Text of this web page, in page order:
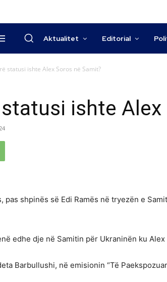
Aktualitet Editorial
statusi ishte Alex Soros në Samit?
ishte Alex
pas shpinës së Edi Ramës në tryezën e
edhe dje në Samitin për Ukraninën ku
Barbullushi, në emisionin “Të